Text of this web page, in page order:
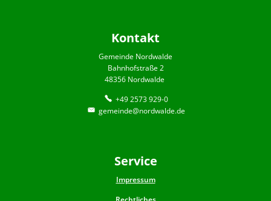
Kontakt
Gemeinde Nordwalde
Bahnhofstraße 2
48356 Nordwalde
+49 2573 929-0
gemeinde@nordwalde.de
Service
Impressum